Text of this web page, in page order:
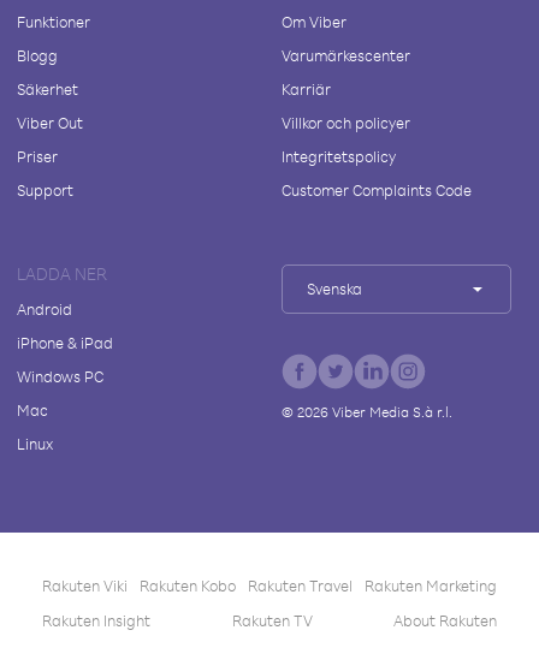
Funktioner
Blogg
Säkerhet
Viber Out
Priser
Support
Om Viber
Varumärkescenter
Karriär
Villkor och policyer
Integritetspolicy
Customer Complaints Code
LADDA NER
Android
iPhone & iPad
Windows PC
Mac
Linux
Svenska
© 2026Viber Media S.à r.l.
Rakuten Viki Rakuten Kobo Rakuten Travel
Rakuten Marketing
Rakuten Insight
Rakuten TV About Rakuten